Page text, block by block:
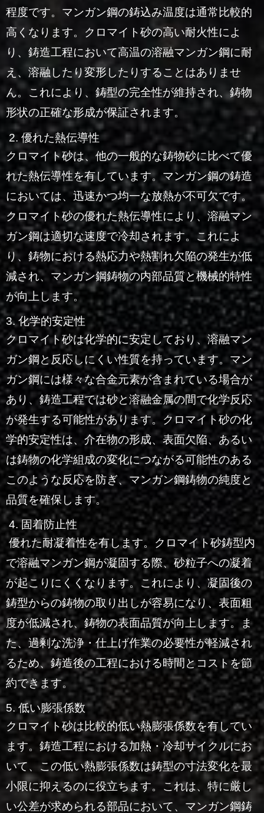
程度です。マンガン鋼の鋳込み温度は通常比較的
高くなります。クロマイト砂の高い耐火性によ
り、鋳造工程において高温の溶融マンガン鋼に耐
え、溶融したり変形したりすることはありませ
ん。これにより、鋳型の完全性が維持され、鋳物
形状の正確な形成が保証されます。
2. 優れた熱伝導性
クロマイト砂は、他の一般的な鋳物砂に比べて優
れた熱伝導性を有しています。マンガン鋼の鋳造
においては、迅速かつ均一な放熱が不可欠です。
クロマイト砂の優れた熱伝導性により、溶融マン
ガン鋼は適切な速度で冷却されます。これによ
り、鋳物における熱応力や熱割れ欠陥の発生が低
減され、マンガン鋼鋳物の内部品質と機械的特性
が向上します。
3. 化学的安定性
クロマイト砂は化学的に安定しており、溶融マン
ガン鋼と反応しにくい性質を持っています。マン
ガン鋼には様々な合金元素が含まれている場合が
あり、鋳造工程では砂と溶融金属の間で化学反応
が発生する可能性があります。クロマイト砂の化
学的安定性は、介在物の形成、表面欠陥、あるい
は鋳物の化学組成の変化につながる可能性のある
このような反応を防ぎ、マンガン鋼鋳物の純度と
品質を確保します。
4. 固着防止性
優れた耐凝着性を有します。クロマイト砂鋳型内
で溶融マンガン鋼が凝固する際、砂粒子への凝着
が起こりにくくなります。これにより、凝固後の
鋳型からの鋳物の取り出しが容易になり、表面粗
度が低減され、鋳物の表面品質が向上します。ま
た、過剰な洗浄・仕上げ作業の必要性が軽減され
るため、鋳造後の工程における時間とコストを節
約できます。
5. 低い膨張係数
クロマイト砂は比較的低い熱膨張係数を有してい
ます。鋳造工程における加熱・冷却サイクルにお
いて、この低い熱膨張係数は鋳型の寸法変化を最
小限に抑えるのに役立ちます。これは、特に厳し
い公差が求められる部品において、マンガン鋼鋳